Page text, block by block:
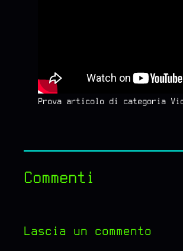
Prova articolo di categoria
Commenti
Lascia un commento